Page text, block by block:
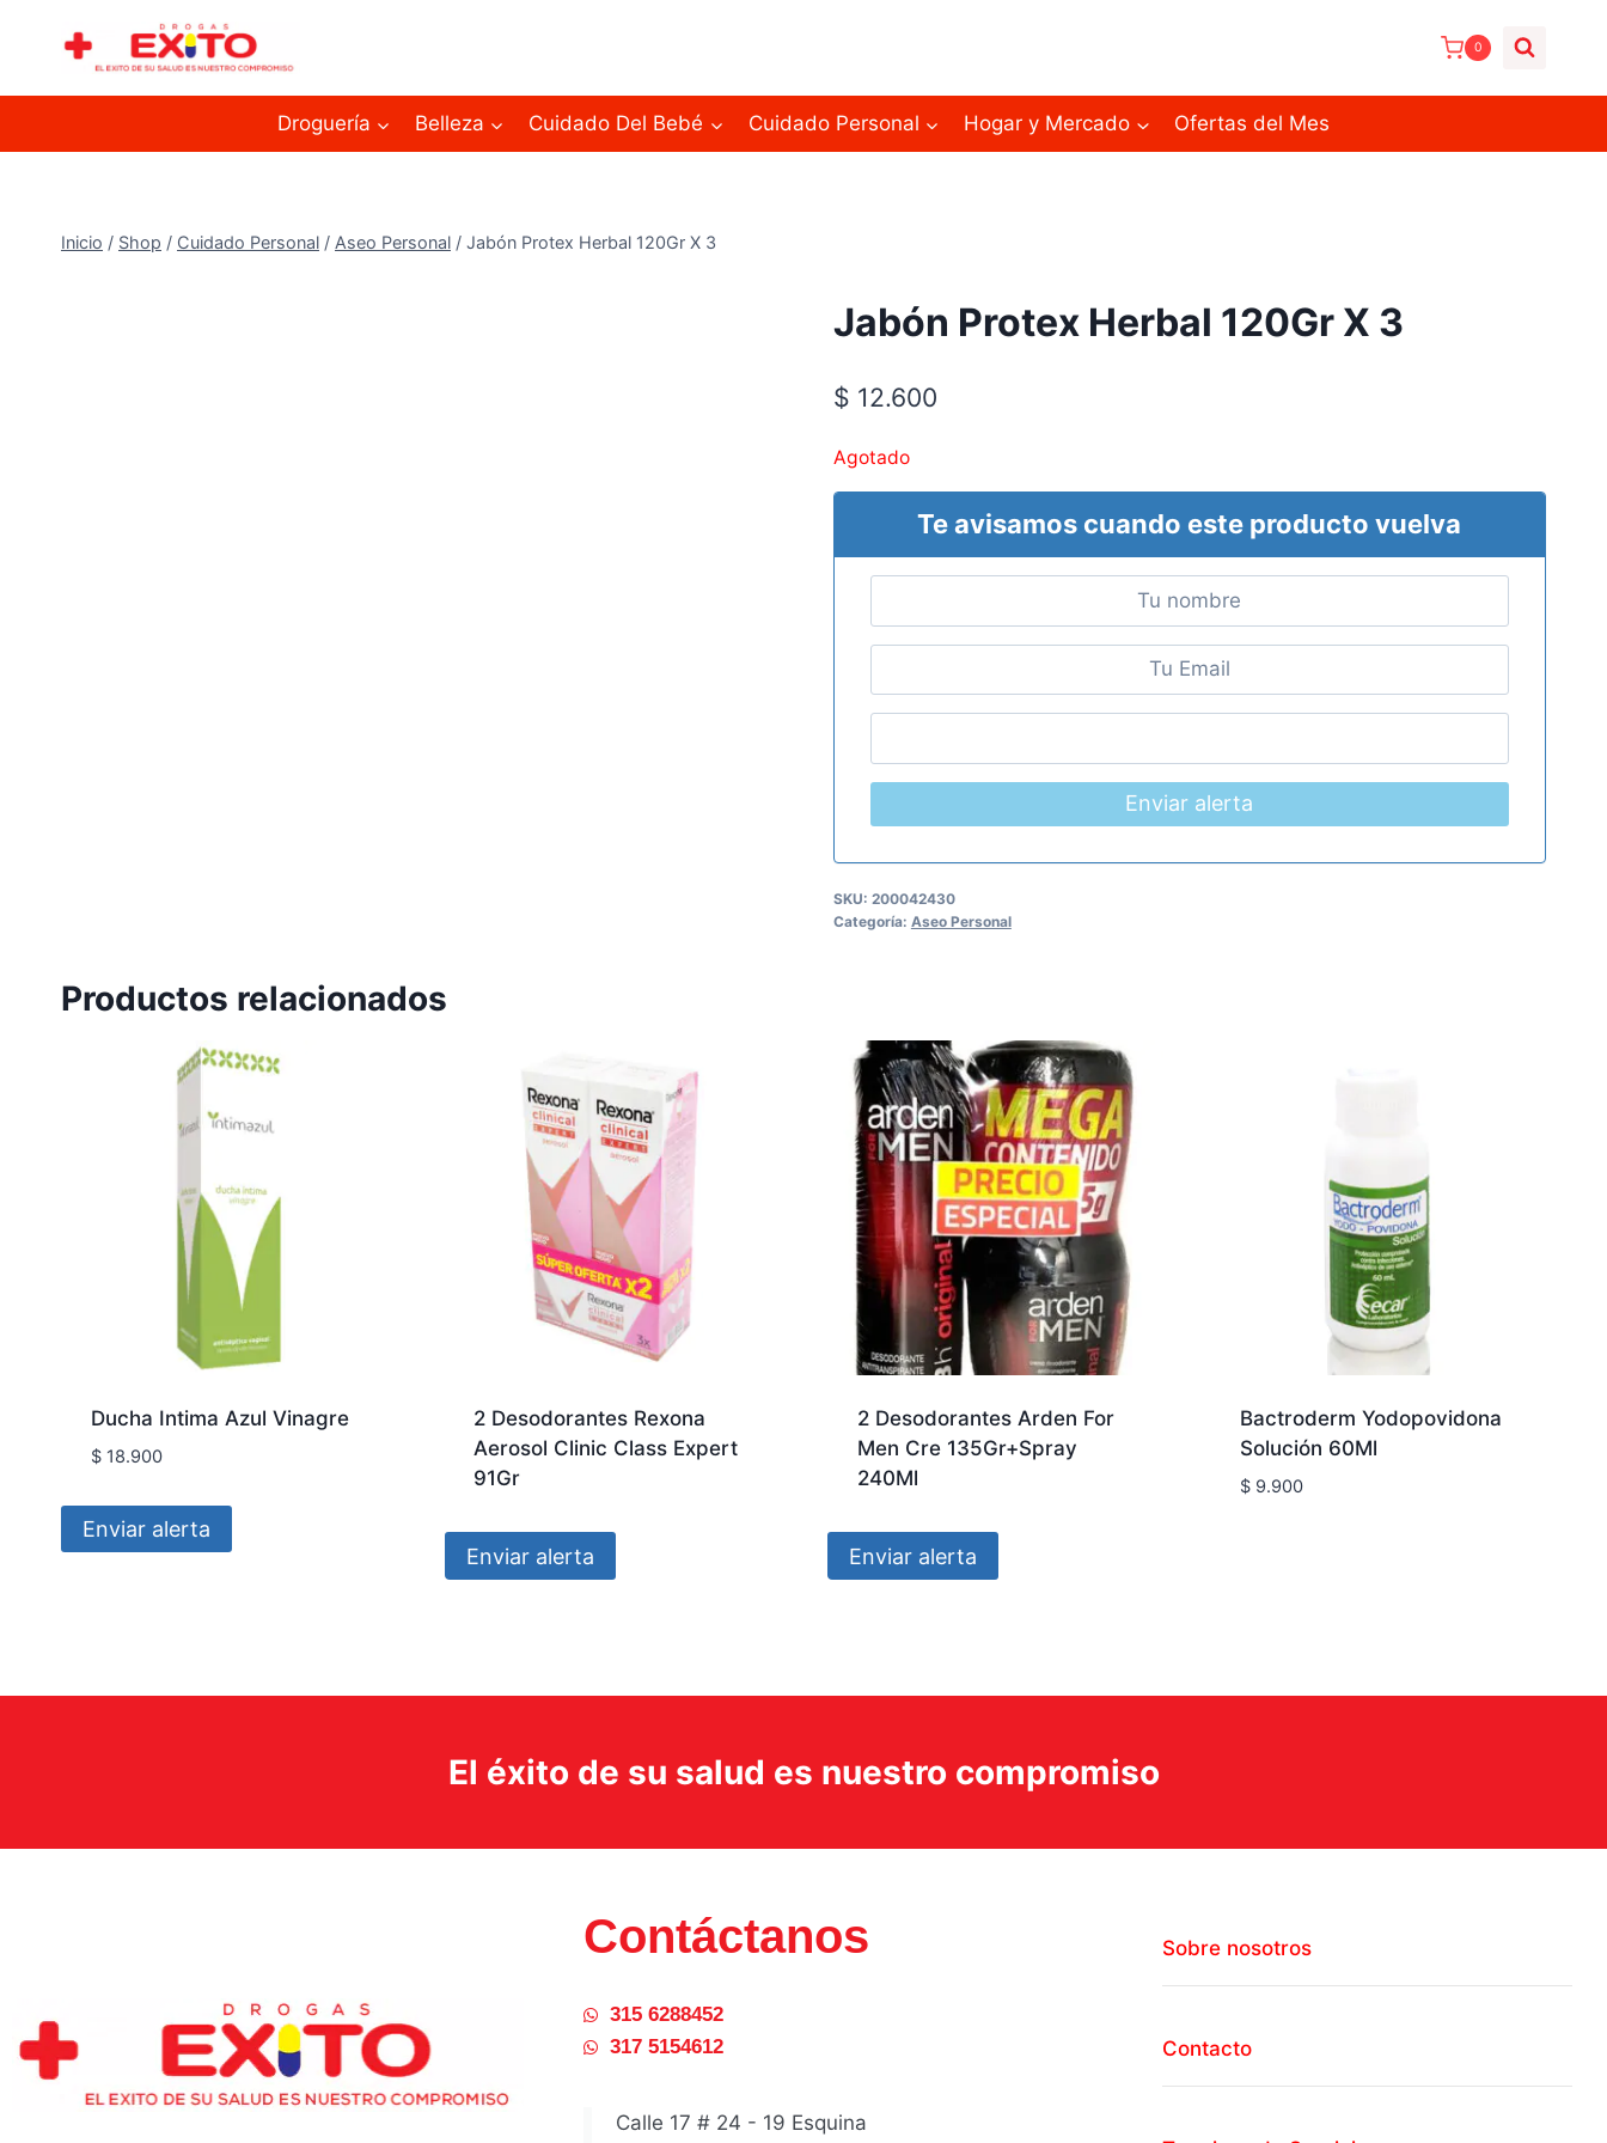
0
Droguería Belleza Cuidado Del Bebé Cuidado Personal Hogar y Mercado Ofertas del Mes
Inicio / Shop / Cuidado Personal / Aseo Personal / Jabón Protex Herbal 120Gr X 3
Jabón Protex Herbal 120Gr X 3
$ 12.600
Agotado
Te avisamos cuando este producto vuelva
Enviar alerta
SKU: 200042430
Categoría: Aseo Personal
Productos relacionados
Ducha Intima Azul Vinagre
$18.900
Enviar alerta
2 Desodorantes Rexona
Aerosol Clinic Class Expert
91Gr
Enviar alerta
2 Desodorantes Arden For
Men Cre 135Gr+Spray
240Ml
Enviar alerta
Bactroderm Yodopovidona
Solución 60Ml
$ 9.900
El éxito de su salud es nuestro compromiso
Contáctanos
315 6288452
317 5154612
Calle 17 # 24 - 19 Esquina
Sobre nosotros
Contacto